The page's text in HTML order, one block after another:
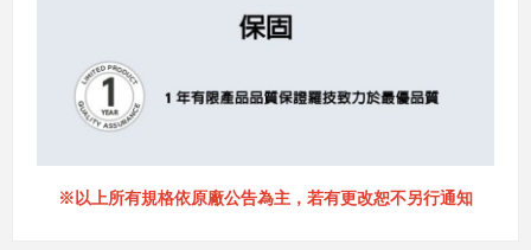
※以上所有規格依原廠公告為主，若有更改恕不另行通知